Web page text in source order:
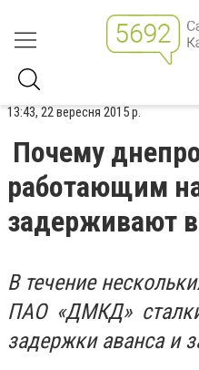
13:43, 22 вересня 2015 р.
Почему
работающим
задерживают
В течение
ПАО «ДМКД»
задержки аванса и